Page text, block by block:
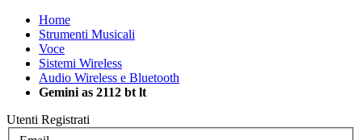
Home
Strumenti Musicali
Voce
Sistemi Wireless
Audio Wireless e Bluetooth
Gemini as 2112 bt lt
Utenti Registrati